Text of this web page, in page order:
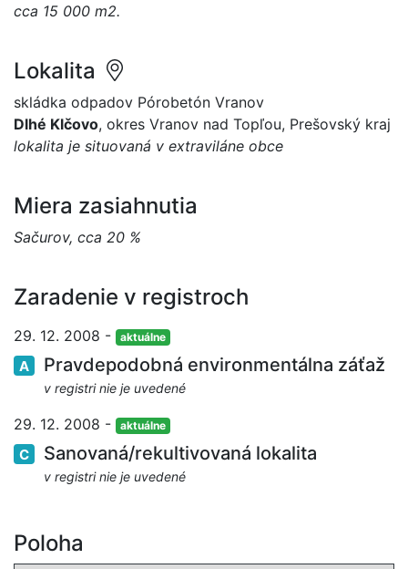
cca 15 000 m2.
Lokalita
skládka odpadov Pórobetón Vranov
Dlhé Klčovo, okres Vranov nad Topľou, Prešovský kraj
lokalita je situovaná v extraviláne obce
Miera zasiahnutia
Sačurov, cca 20 %
Zaradenie v registroch
29. 12. 2008 - aktuálne
A Pravdepodobná environmentálna záťaž
v registri nie je uvedené
29. 12. 2008 - aktuálne
C Sanovaná/rekultivovaná lokalita
v registri nie je uvedené
Poloha